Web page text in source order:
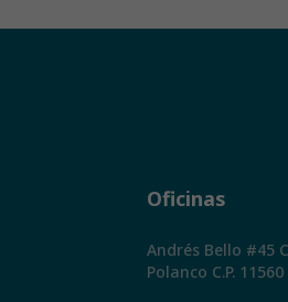
Oficinas
Andrés Bello #45
Polanco C.P.